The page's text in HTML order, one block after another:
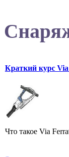
Краткий курс
Что такое Via